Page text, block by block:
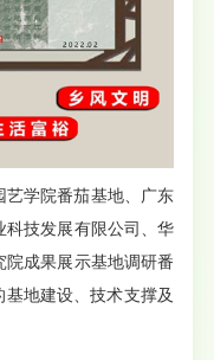
艺学院番茄基地、广东
科技发展有限公司、华
院成果展示基地调研番
基地建设、技术支撑及